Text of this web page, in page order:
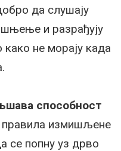
да слушају
и разрађују
не морају када
способност
правила измишљене
се попну уз дрво